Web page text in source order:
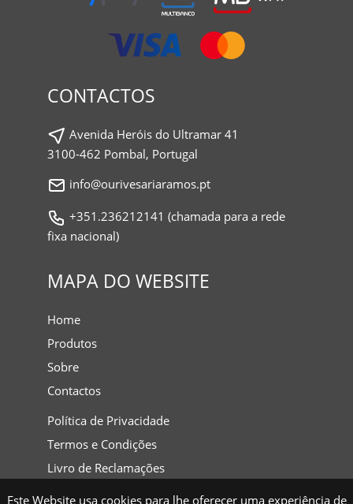
CONTACTOS
Avenida Heróis do Ultramar 41
3100-462 Pombal, Portugal
info@ourivesariaramos.pt
+351.236212141 (chamada para a rede
fixa nacional)
MAPA DO WEBSITE
Home
Produtos
Sobre
Contactos
Política de Privacidade
Termos e Condições
Livro de Reclamações
Este Website usa cookies para lhe oferecer uma experiência de